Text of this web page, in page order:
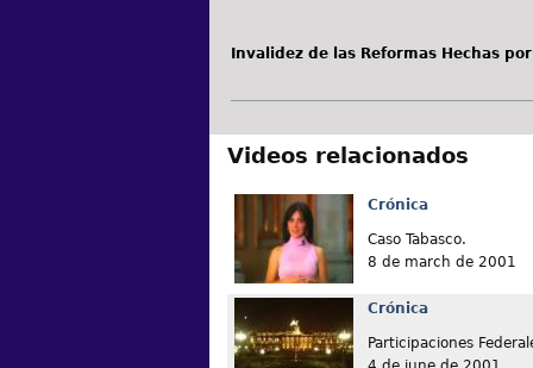
Invalidez de las Reformas Hechas
Videos relacionados
Crónica
Caso Tabasco.
8 de march de 2001
Crónica
Participaciones